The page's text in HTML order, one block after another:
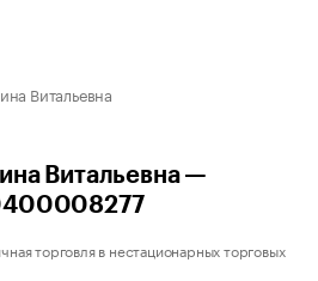
Витальевна
Витальевна —
торговля в нестационарных торговых